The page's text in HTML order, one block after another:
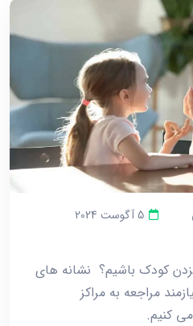
5 آگوست 2024
کودک باشیم؟ نشانه های
مراجعه به مراکز
کنیم.